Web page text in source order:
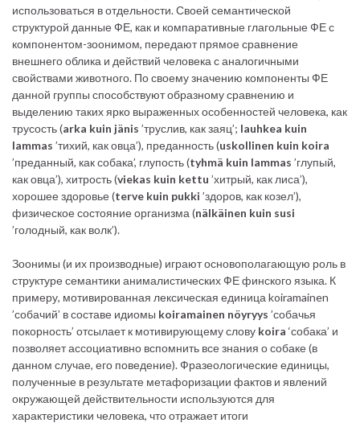
использоваться в отдельности. Своей семантической
структурой данные ФЕ, как и компаративные глагольные ФЕ с
компонентом-зоонимом, передают прямое сравнение
внешнего облика и действий человека с аналогичными
свойствами животного. По своему значению компоненты ФЕ
данной группы способствуют образному сравнению и
выделению таких ярко выраженных особенностей человека, как
трусость (arka kuin jänis ’труслив, как заяц’; lauhkea kuin
lammas ’тихий, как овца’), преданность (uskollinen kuin koira
’преданный, как собака’, глупость (tyhmä kuin lammas ’глупый,
как овца’), хитрость (viekas kuin kettu ’хитрый, как лиса’),
хорошее здоровье (terve kuin pukki ’здоров, как козел’),
физическое состояние организма (nälkäinen kuin susi
’голодный, как волк’).
Зоонимы (и их производные) играют основополагающую роль в
структуре семантики анималистических ФЕ финского языка. К
примеру, мотивированная лексическая единица koiramainen
’собачий’ в составе идиомы koiramainen nöyryys ’собачья
покорность’ отсылает к мотивирующему слову koira ‘собака’ и
позволяет ассоциативно вспомнить все знания о собаке (в
данном случае, его поведение). Фразеологические единицы,
полученные в результате метафоризации фактов и явлений
окружающей действительности используются для
характеристики человека, что отражает итоги